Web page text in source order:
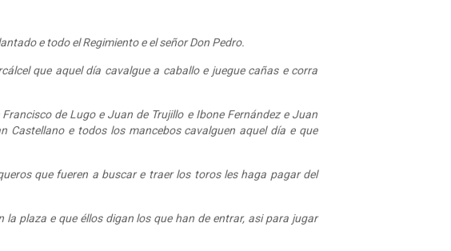
e todo el Regimiento e el señor Don Pedro.
que aquel día cavalgue a caballo e juegue cañas e corra
de Lugo e Juan de Trujillo e Ibone Fernández e Juan
Castellano e todos los mancebos cavalguen aquel día e que
que fueren a buscar e traer los toros les haga pagar del
plaza e que éllos digan los que han de entrar, asi para jugar